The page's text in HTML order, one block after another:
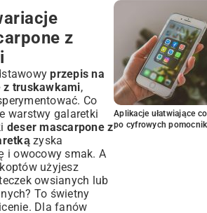
z
przepis na
z truskawkami,
Co
warstwy galaretki
deser mascarpone z
zyska
i owocowy smak. A
użyjesz
owsianych lub
To świetny
Dla fanów
Aplikacje ułatwiające
po cyfrowych